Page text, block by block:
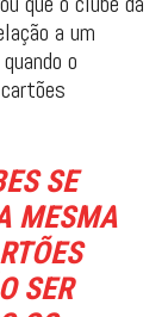
a um
o
SE
MESMA
SER